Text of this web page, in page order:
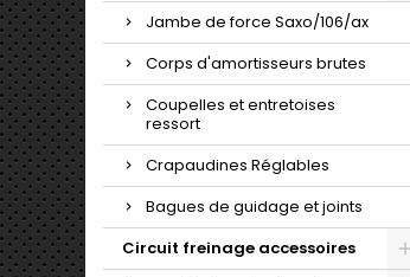
Jambe de force Saxo/106/ax
Corps d'amortisseurs brutes
Coupelles et entretoises
ressort
Crapaudines Réglables
Bagues de guidage et joints
Circuit freinage accessoires